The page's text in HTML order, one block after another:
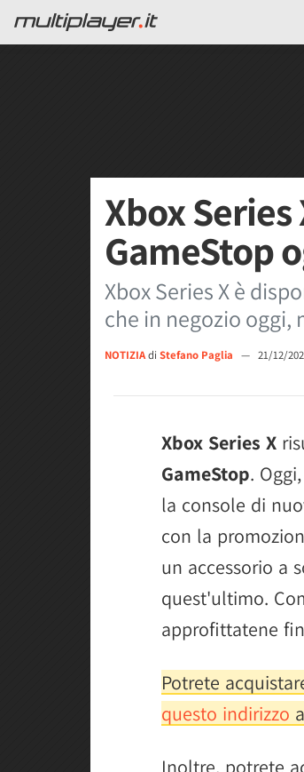
Xbox
GameStop
Xbox Series X è
che in negozio oggi,
NOTIZIAdi Stefano Paglia — 21/12/
Xbox Series X
GameStop. Oggi,
la console di
con la
un accessorio a
quest'ultimo.
approfittatene
Potrete
questo indirizzo
Inoltre, potrete